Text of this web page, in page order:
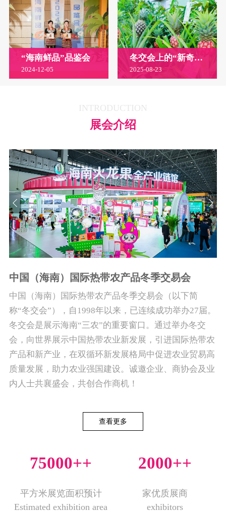
“海南鲜品”品鉴会
2024-12-05
冬交会上的“新奇特优”农产品
2025-08-23
INTRODUCTION
展会介绍
中国（海南）国际热带农产品冬季交易会
中国（海南）国际热带农产品冬季交易会（以下简
称“冬交会”），自1998年以来，已连续成功举办27届。
冬交会是展示海南“三农”的重要窗口。通过举办冬交
会，向世界展示中国热带农业新发展，引进国际热带农
产品和新产业，在双循环新发展格局中促进农业贸易高
质量发展，助力农业强国建设。诚邀企业、商协会及业
内人士共襄盛会，共创合作商机！
查看更多
75000++
平方米展览面积预计
Estimated exhibition area
2000++
家优质展商
exhibitors